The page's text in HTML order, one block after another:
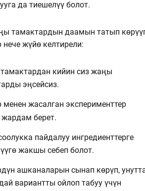
да тиешелүү болот.
тамактардын даамын татып
жүйө келтирели:
кийин сиз жаңы
эңсейсиз.
жасалган эксперименттер
берет.
пайдалуу ингредиенттерге
жакшы себеп болот.
ашканаларын сынап көрүп,
вариантты ойлоп табуу үчүн